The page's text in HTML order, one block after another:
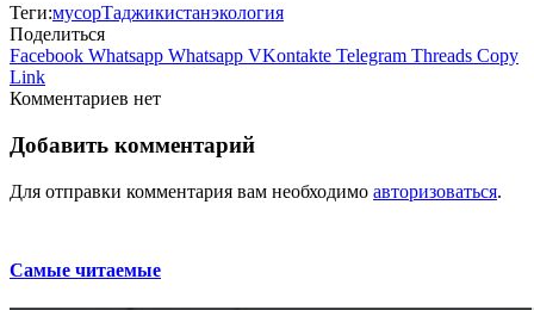
Теги:мусорТаджикистанэкология
Поделиться
Facebook Whatsapp Whatsapp VKontakte Telegram Threads Copy
Link
Комментариев нет
Добавить комментарий
Для отправки комментария вам необходимо авторизоваться.
Самые читаемые